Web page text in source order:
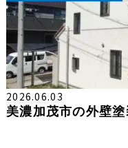
2026.06.03
美濃加茂市の外壁